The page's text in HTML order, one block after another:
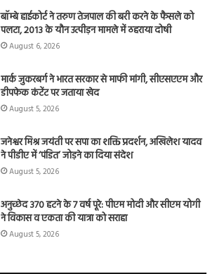
बॉम्बे हाईकोर्ट ने तरुण तेजपाल की बरी करने के फैसले को
पलटा, 2013 के यौन उत्पीड़न मामले में ठहराया दोषी
August 6, 2026
मार्क जुकरबर्ग ने भारत सरकार से माफी मांगी, सीएसएएम और
डीपफेक कंटेंट पर जताया खेद
August 5, 2026
जनेश्वर मिश्र जयंती पर सपा का शक्ति प्रदर्शन, अखिलेश यादव
ने पीडीए में ‘पंडित’ जोड़ने का दिया संदेश
August 5, 2026
अनुच्छेद 370 हटने के 7 वर्ष पूरे: पीएम मोदी और सीएम योगी
ने विकास व एकता की यात्रा को सराहा
August 5, 2026